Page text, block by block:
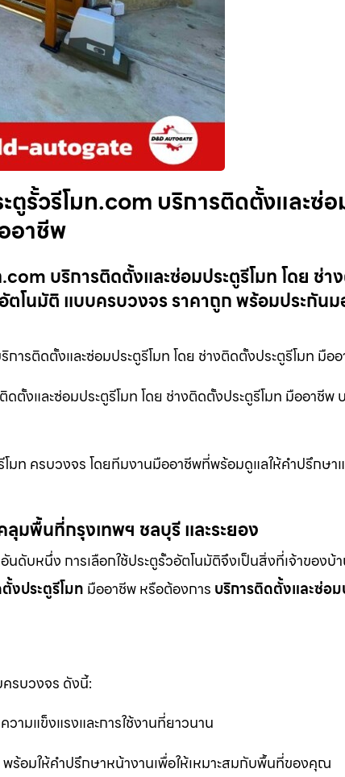
ตูรั้วรีโมท.com บริการติดตั้งและซ่
อาชีพ
บริการติดตั้งและซ่อมประตูรีโมท โดย ช่า
โนมัติ แบบครบวงจร ราคาถูก พร้อมประกันม
ารติดตั้งและซ่อมประตูรีโมท โดย ช่างติดตั้งประตูรีโมท มือ
ตั้งและซ่อมประตูรีโมท โดย ช่างติดตั้งประตูรีโมท มืออาชีพ
มท ครบวงจร โดยทีมงานมืออาชีพที่พร้อมดูแลให้คำปรึกษาแ
มพื้นที่กรุงเทพฯ ชลบุรี และระยอง
บหนึ่ง การเลือกใช้ประตูรั้วอัตโนมัติจึงเป็นสิ่งที่เจ้าของบ้า
งประตูรีโมท มืออาชีพ หรือต้องการ บริการติดตั้งและซ่อม
รบวงจร ดังนี้:
ามแข็งแรงและการใช้งานที่ยาวนาน
ร้อมให้คำปรึกษาหน้างานเพื่อให้เหมาะสมกับพื้นที่ของคุณ